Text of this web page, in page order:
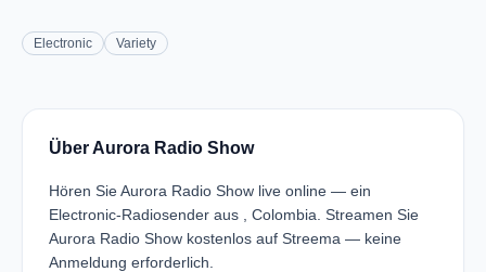
Electronic Variety
Über Aurora Radio Show
Hören Sie Aurora Radio Show live online — ein
Electronic-Radiosender aus , Colombia. Streamen Sie
Aurora Radio Show kostenlos auf Streema — keine
Anmeldung erforderlich.